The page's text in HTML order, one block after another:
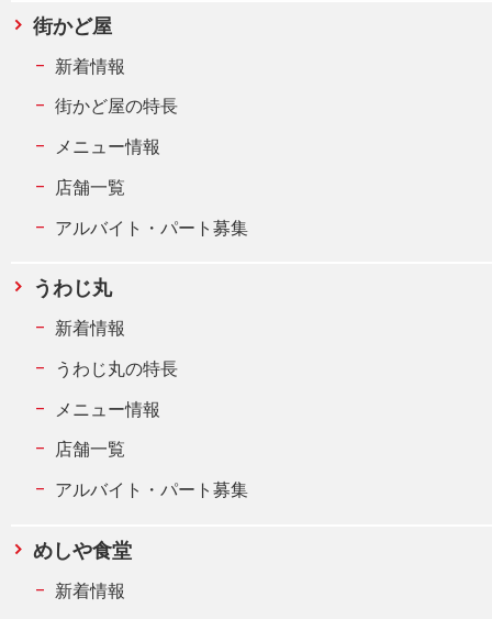
街かど屋
新着情報
街かど屋の特長
メニュー情報
店舗一覧
アルバイト・パート募集
うわじ丸
新着情報
うわじ丸の特長
メニュー情報
店舗一覧
アルバイト・パート募集
めしや食堂
新着情報